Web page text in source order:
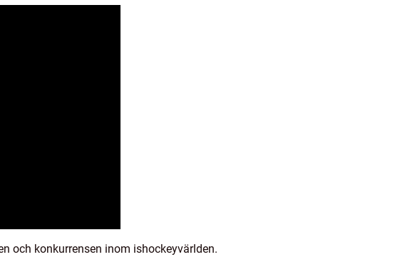
och konkurrensen inom ishockeyvärlden.